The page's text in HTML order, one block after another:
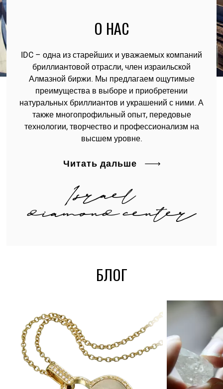
О НАС
IDC – одна из старейших и уважаемых компаний
бриллиантовой отрасли, член израильской
Алмазной биржи. Мы предлагаем ощутимые
преимущества в выборе и приобретении
натуральных бриллиантов и украшений с ними. А
также многопрофильный опыт, передовые
технологии, творчество и профессионализм на
высшем уровне.
Читать дальше
БЛОГ